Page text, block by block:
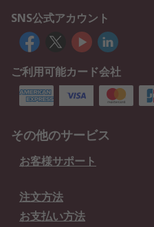
SNS公式アカウント
ご利用可能カード会社
その他のサービス
お客様サポート
注文方法
お支払い方法